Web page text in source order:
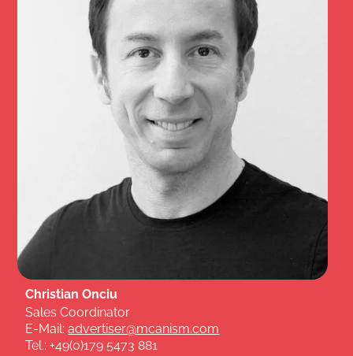
Christian Onciu
Sales Coordinator
E-Mail:advertiser@mcanism.com
Tel.: +49(0)179 5473 881